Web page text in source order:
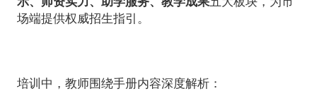
场端提供权威招生指引。
培训中，教师围绕手册内容深度解析：